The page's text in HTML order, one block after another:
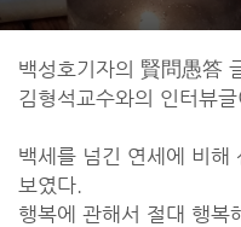
백성호기자의 賢問愚答
김형석교수와의 인터뷰
백세를 넘긴 연세에 비해
보였다.
행복에 관해서 절대 행복